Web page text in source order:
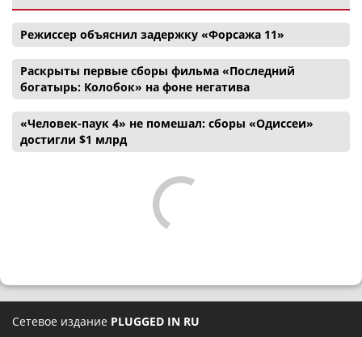
Режиссер объяснил задержку «Форсажа 11»
Раскрыты первые сборы фильма «Последний
богатырь: Колобок» на фоне негатива
«Человек-паук 4» не помешал: сборы «Одиссеи»
достигли $1 млрд
Сетевое издание PLUGGED IN RU